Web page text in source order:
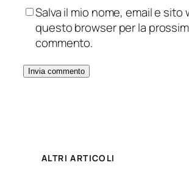
Salva il mio nome, email e sito
questo browser per la
commento.
ALTRI ARTICOLI